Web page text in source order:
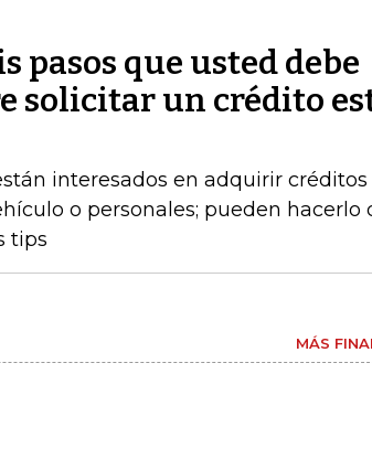
pasos que usted debe
solicitar un crédito
interesados en adquirir créditos
o personales; pueden hacerlo
tips
MÁS